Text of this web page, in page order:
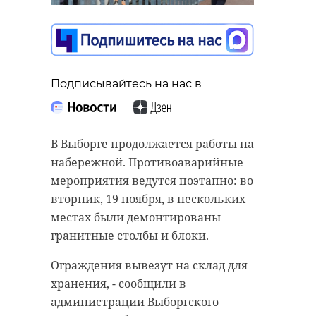
Подписывайтесь на нас в
В Выборге продолжается работы на
набережной. Противоаварийные
мероприятия ведутся поэтапно: во
вторник, 19 ноября, в нескольких
местах были демонтированы
гранитные столбы и блоки.
Ограждения вывезут на склад для
хранения, - сообщили в
администрации Выборгского
драки на улице
Рубинштейна в
Петербурге
Подписывайтесь на нас в
Около четырех часов утра в
понедельник, 18 ноября, на улице
конфликт между тремя жителями
Санкт-Петербурга. Уличная драка
закончилась для одного из них
региона - на 3 месте с 28 очками.
Под руководством Вадима Евсеева
футболисты не проигрывали 9
туров подряд и ушли на зимний
перерыв непобежденными.
Последний матч года с
астраханским "Волгарем"
закончился ничьей: ленинградцы
сравняли счет на последней